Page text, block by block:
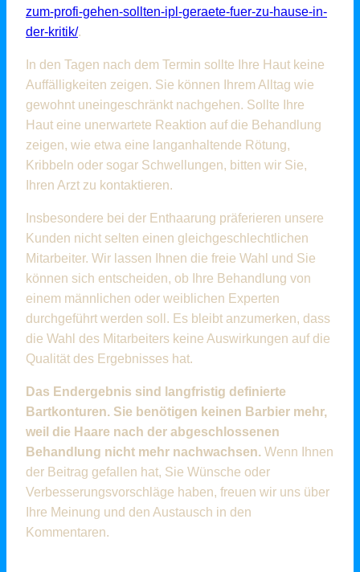
zum-profi-gehen-sollten-ipl-geraete-fuer-zu-hause-in-
der-kritik/.
In den Tagen nach dem Termin sollte Ihre Haut keine
Auffälligkeiten zeigen. Sie können Ihrem Alltag wie
gewohnt uneingeschränkt nachgehen. Sollte Ihre
Haut eine unerwartete Reaktion auf die Behandlung
zeigen, wie etwa eine langanhaltende Rötung,
Kribbeln oder sogar Schwellungen, bitten wir Sie,
Ihren Arzt zu kontaktieren.
Insbesondere bei der Enthaarung präferieren unsere
Kunden nicht selten einen gleichgeschlechtlichen
Mitarbeiter. Wir lassen Ihnen die freie Wahl und Sie
können sich entscheiden, ob Ihre Behandlung von
einem männlichen oder weiblichen Experten
durchgeführt werden soll. Es bleibt anzumerken, dass
die Wahl des Mitarbeiters keine Auswirkungen auf die
Qualität des Ergebnisses hat.
Das Endergebnis sind langfristig definierte
Bartkonturen. Sie benötigen keinen Barbier mehr,
weil die Haare nach der abgeschlossenen
Behandlung nicht mehr nachwachsen. Wenn Ihnen
der Beitrag gefallen hat, Sie Wünsche oder
Verbesserungsvorschläge haben, freuen wir uns über
Ihre Meinung und den Austausch in den
Kommentaren.